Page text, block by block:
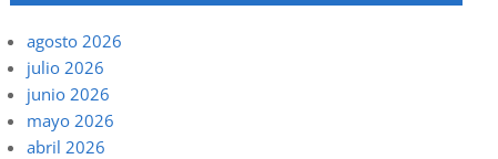
agosto 2026
julio 2026
junio 2026
mayo 2026
abril 2026